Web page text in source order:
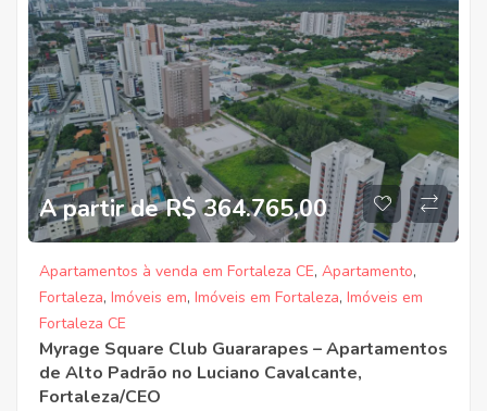
A partir de R$ 364.765,00
Apartamentos à venda em Fortaleza CE, Apartamento,
Fortaleza, Imóveis em, Imóveis em Fortaleza, Imóveis em
Fortaleza CE
Myrage Square Club Guararapes – Apartamentos
de Alto Padrão no Luciano Cavalcante,
Fortaleza/CEO